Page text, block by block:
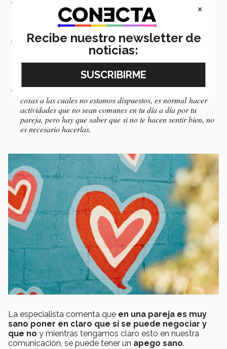
no me gusta hacer, qué sí puedo permitir y que no. En
resumen, es ser consciente de qué es lo que yo sí quiero y
puedo hacer con mi pareja.
Comprender qué se hace por uno mismo. Tener muy en
cuenta qué es lo que hago por mí misma o por mí mismo y
qué es lo que estoy haciendo por el otro, comprender si lo
que hago lo hago por mi beneficio o por el beneficio de mi
pareja y su tiempo.
Aprender a decir no. Ocasionalmente aceptamos hacer
cosas a las cuales no estamos dispuestos, es normal hacer
actividades que no sean comunes en tu día a día por tu
pareja, pero hay que saber que si no te hacen sentir bien, no
es necesario hacerlas.
La especialista comenta que en una pareja es muy
sano poner en claro que sí se puede negociar y
que no y mientras tengamos claro esto en nuestra
comunicación, se puede tener un apego sano.
×
Recibe nuestro newsletter de
noticias: